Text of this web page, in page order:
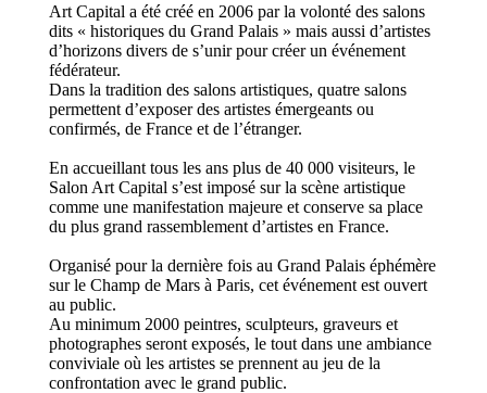
Art Capital a été créé en 2006 par la volonté des salons
dits « historiques du Grand Palais » mais aussi d’artistes
d’horizons divers de s’unir pour créer un événement
fédérateur.
Dans la tradition des salons artistiques, quatre salons
permettent d’exposer des artistes émergeants ou
confirmés, de France et de l’étranger.
En accueillant tous les ans plus de 40 000 visiteurs, le
Salon Art Capital s’est imposé sur la scène artistique
comme une manifestation majeure et conserve sa place
du plus grand rassemblement d’artistes en France.
Organisé pour la dernière fois au Grand Palais éphémère
sur le Champ de Mars à Paris, cet événement est ouvert
au public.
Au minimum 2000 peintres, sculpteurs, graveurs et
photographes seront exposés, le tout dans une ambiance
conviviale où les artistes se prennent au jeu de la
confrontation avec le grand public.